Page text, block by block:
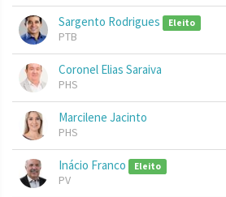
Sargento Rodrigues Eleito
PTB
Coronel Elias Saraiva
PHS
Marcilene Jacinto
PHS
Inácio Franco Eleito
PV